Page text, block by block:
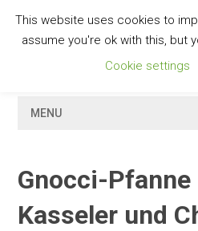
content
MENU
Gnocci-
Kasseler und
This website uses cookies to
assume you're ok with this, but
Cookie settings